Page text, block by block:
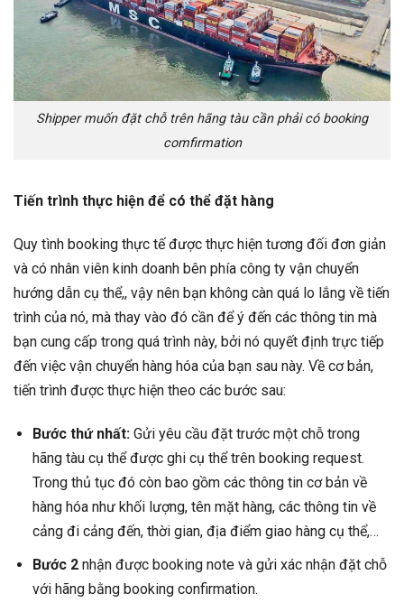
Shipper muốn đặt chỗ trên hãng tàu cần phải có booking
comfirmation
Tiến trình thực hiện để có thể đặt hàng
Quy tình booking thực tế được thực hiện tương đối đơn giản
và có nhân viên kinh doanh bên phía công ty vận chuyển
hướng dẫn cụ thể,, vậy nên bạn không càn quá lo lắng về tiến
trình của nó, mà thay vào đó cần để ý đến các thông tin mà
bạn cung cấp trong quá trình này, bởi nó quyết định trực tiếp
đến việc vận chuyển hàng hóa của bạn sau này. Về cơ bản,
tiến trình được thực hiện theo các bước sau:
Bước thứ nhất:Gửi yêu cầu đặt trước một chỗ trong
hãng tàu cụ thể được ghi cụ thể trên booking request.
Trong thủ tục đó còn bao gồm các thông tin cơ bản về
hàng hóa như khối lượng, tên mặt hàng, các thông tin về
cảng đi cảng đến, thời gian, địa điểm giao hàng cụ thể,…
Bước 2nhận được booking note và gửi xác nhận đặt chỗ
với hãng bằng booking confirmation.